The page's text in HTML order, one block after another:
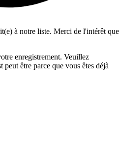
à notre liste. Merci de l'intérêt que
enregistrement. Veuillez
peut être parce que vous êtes déjà